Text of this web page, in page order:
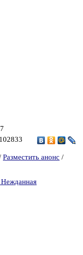
Разместить анонс /
Нежданная